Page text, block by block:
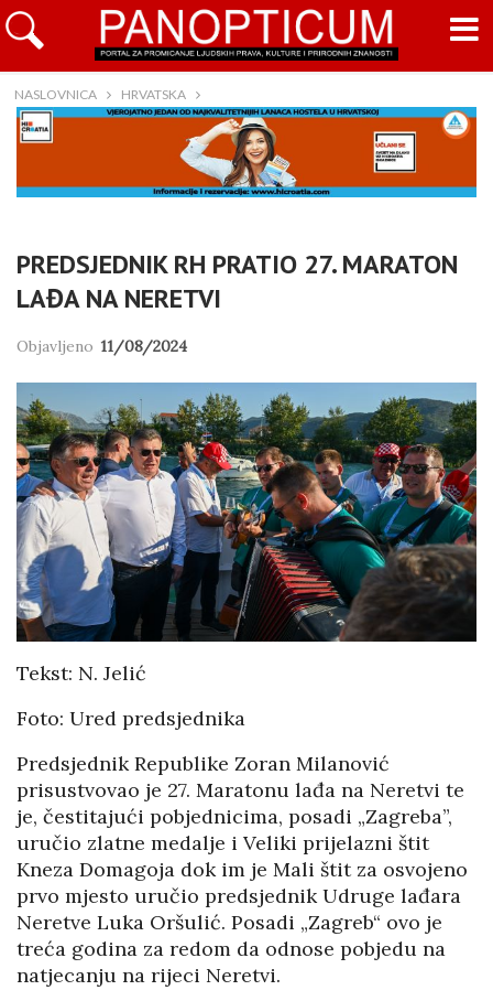
NASLOVNICA HRVATSKA
PREDSJEDNIK RH PRATIO 27. MARATON
LAĐA NA NERETVI
Objavljeno 11/08/2024
Tekst: N. Jelić
Foto: Ured predsjednika
Predsjednik Republike Zoran Milanović
prisustvovao je 27. Maratonu lađa na Neretvi te
je, čestitajući pobjednicima, posadi „Zagreba”,
uručio zlatne medalje i Veliki prijelazni štit
Kneza Domagoja dok im je Mali štit za osvojeno
prvo mjesto uručio predsjednik Udruge lađara
Neretve Luka Oršulić. Posadi „Zagreb“ ovo je
treća godina za redom da odnose pobjedu na
natjecanju na rijeci Neretvi.